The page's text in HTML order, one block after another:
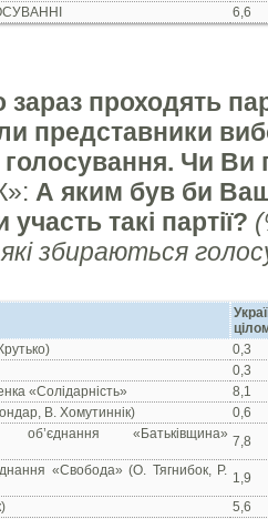
6,6
зараз проходять
представники
Чи Ви
А яким був би
такі партії?
збираються
0,3
0,3
«Солідарність»
8,1
В. Хомутиннік)
0,6
об’єднання «Батьківщина» 7,8
«Свобода» (О. Тягнибок, Р. 1,9
5,6